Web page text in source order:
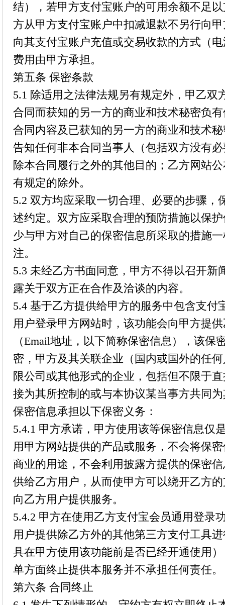
结），若甲方支付宝账户的可用余额不足
方从甲方支付宝账户中扣减退款不另行向
向其支付宝账户充值或交易收款的方式（
费用由甲方承担。
第五条 保密条款
5.1 除适用之法律法规另有规定外，甲乙双
合同而获知的另一方的商业和技术秘密负
合同内容及已获知的另一方的商业和技术
告知任何非本合同当事人（包括双方没有
除本合同履行之外的其他目的；乙方网站
有规定的除外。
5.2 双方均应采取一切合理、必要的步骤，
述约定。双方应采取合理的预防措施以保
少与甲方对自己的保密信息所采取的措施
注。
5.3 未经乙方书面同意，甲方不得以召开新
露关于双方正在合作及洽谈的内容。
5.4 基于乙方提供给甲方的服务中包含支付
用户登录甲方网站时，该功能会向甲方提
（Email地址，以下简称保密信息），该保
密，甲方及其关联企业（国内或国外的任
限公司或其他形式的企业，包括但不限于
接为其所控制的或与本协议某当事方共同
保密信息承担以下保密义务：
5.4.1 甲方承诺，甲方使用该等保密信息仅
用甲方网站提供的产品或服务，不会将保
商业的用途，不会利用披露方提供的保密
供给乙方用户，从而使甲方可以绕开乙方
向乙方用户提供服务。
5.4.2 甲方在使用乙方支付宝会员通用登录
用户提供除乙方外的其他第三方支付工具
具在甲方使用该功能前是否已经开通使用
单方面终止提供本服务并不承担任何责任。
第六条 合同终止